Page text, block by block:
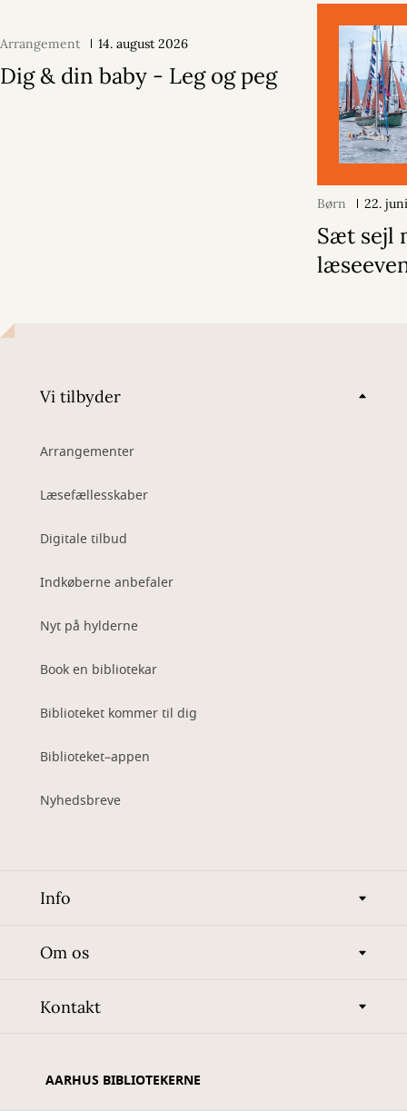
Arrangement 14. august 2026
Dig & din baby - Leg og peg
Børn 22.
Sæt sejl
Vi tilbyder
Arrangementer
Læsefællesskaber
Digitale tilbud
Indkøberne anbefaler
Nyt på hylderne
Book en bibliotekar
Biblioteket kommer til dig
Biblioteket–appen
Nyhedsbreve
Info
Om os
Kontakt
AARHUS BIBLIOTEKERNE